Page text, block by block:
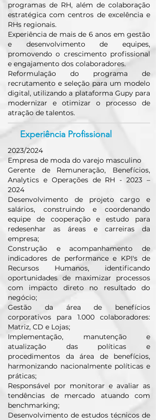
programas de RH, além de colaboração
estratégica com centros de excelência e
RHs regionais.
Experiência de mais de 6 anos em gestão
e desenvolvimento de equipes,
promovendo o crescimento profissional
e engajamento dos colaboradores.
Reformulação do programa de
recrutamento e seleção para um modelo
digital, utilizando a plataforma Gupy para
modernizar e otimizar o processo de
atração de talentos.
Experiência Profissional
2023/2024
Empresa de moda do varejo masculino
Gerente de Remuneração, Benefícios,
Analytics e Operações de RH - 2023 –
2024
Desenvolvimento de projeto cargo e
salários, construindo e coordenando
equipe de cooperação e estudo para
redesenhar as áreas e carreiras da
empresa;
Construção e acompanhamento de
indicadores de performance e KPI's de
Recursos Humanos, identificando
oportunidades de maximizar processos
com impacto direto no resultado do
negócio;
Gestão da área de benefícios
corporativos para 1.000 colaboradores:
Matriz, CD e Lojas;
Implementação, manutenção e
atualização das políticas e
procedimentos da área de benefícios,
harmonizando nacionalmente políticas e
práticas;
Responsável por monitorar e avaliar as
tendências de mercado atuando com
benchmarking;
Desenvolvimento de estudos técnicos de